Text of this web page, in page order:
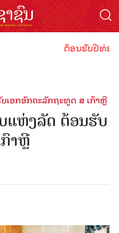
ຕ້ອນຮັບປີທ່ອງທ່
ອກອັກຄະລັກຖະທູດ ສ ເກົາຫຼີ
ແຫ່ງລັດ ຕ້ອນຮັບ
າຫຼີ